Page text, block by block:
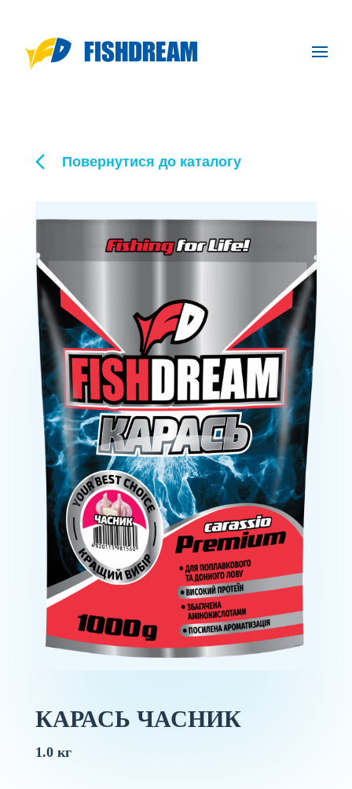
Повернутися до каталогу
КАРАСЬ ЧАСНИК
1.0 кг